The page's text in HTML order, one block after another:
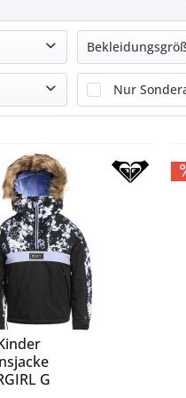
92
98
110
116
Nur
G